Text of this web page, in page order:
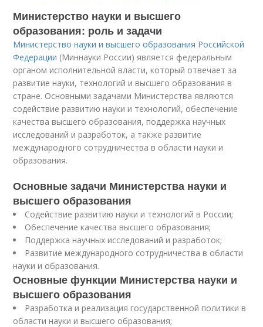
Министерство науки и высшего
образования: роль и задачи
Министерство науки и высшего образования Российской
Федерации (Миннауки России) является федеральным
органом исполнительной власти, который отвечает за
развитие науки, технологий и высшего образования в
стране. Основными задачами Министерства являются
содействие развитию науки и технологий, обеспечение
качества высшего образования, поддержка научных
исследований и разработок, а также развитие
международного сотрудничества в области науки и
образования.
Основные задачи Министерства науки и
высшего образования
Содействие развитию науки и технологий в России;
Обеспечение качества высшего образования;
Поддержка научных исследований и разработок;
Развитие международного сотрудничества в области
науки и образования.
Основные функции Министерства науки и
высшего образования
Разработка и реализация государственной политики в
области науки и высшего образования;